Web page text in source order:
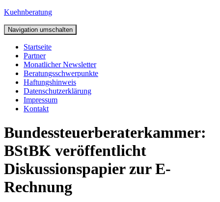
Kuehnberatung
Navigation umschalten
Startseite
Partner
Monatlicher Newsletter
Beratungsschwerpunkte
Haftungshinweis
Datenschutzerklärung
Impressum
Kontakt
Bundessteuerberaterkammer:
BStBK veröffentlicht
Diskussionspapier zur E-
Rechnung